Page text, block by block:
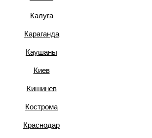
Калуга
Караганда
Каушаны
Киев
Кишинев
Кострома
Краснодар